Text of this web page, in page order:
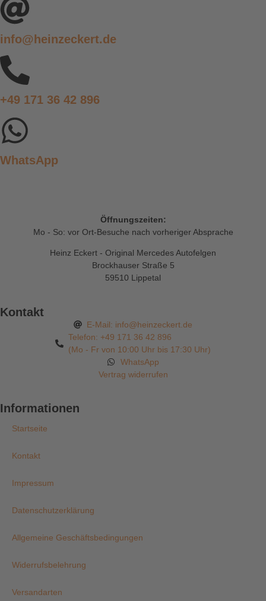
info@heinzeckert.de
+49 171 36 42 896
WhatsApp
Öffnungszeiten:
Mo - So: vor Ort-Besuche nach vorheriger Absprache
Heinz Eckert - Original Mercedes Autofelgen
Brockhauser Straße 5
59510 Lippetal
Kontakt
E-Mail: info@heinzeckert.de
Telefon: +49 171 36 42 896
(Mo - Fr von 10:00 Uhr bis 17:30 Uhr)
WhatsApp
Vertrag widerrufen
Informationen
Startseite
Kontakt
Impressum
Datenschutzerklärung
Allgemeine Geschäftsbedingungen
Widerrufsbelehrung
Versandarten